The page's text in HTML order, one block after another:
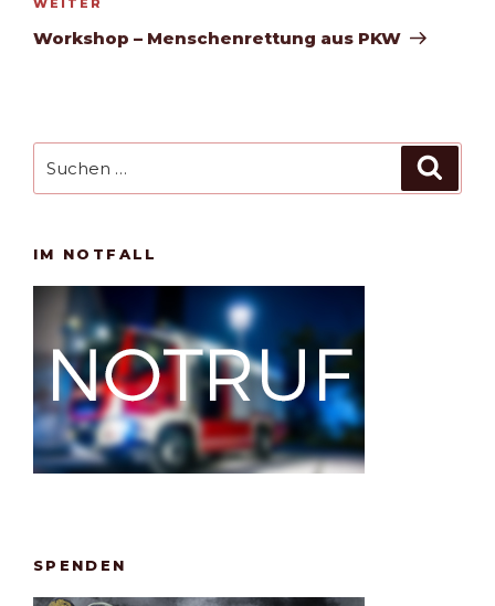
Nächster
Beitrag
Workshop – Menschenrettung aus PKW
nach:
IM NOTFALL
SPENDEN